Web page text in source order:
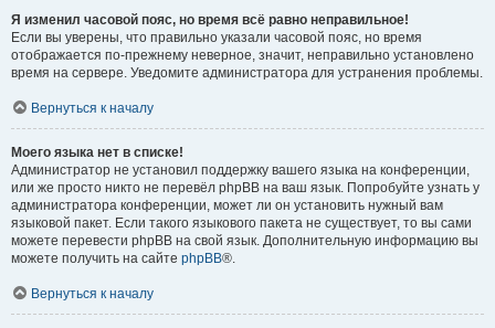
Я изменил часовой пояс, но время всё равно неправильное!
Если вы уверены, что правильно указали часовой пояс, но время
отображается по-прежнему неверное, значит, неправильно установлено
время на сервере. Уведомите администратора для устранения проблемы.
Вернуться к началу
Моего языка нет в списке!
Администратор не установил поддержку вашего языка на конференции,
или же просто никто не перевёл phpBB на ваш язык. Попробуйте узнать у
администратора конференции, может ли он установить нужный вам
языковой пакет. Если такого языкового пакета не существует, то вы сами
можете перевести phpBB на свой язык. Дополнительную информацию вы
можете получить на сайте phpBB®.
Вернуться к началу